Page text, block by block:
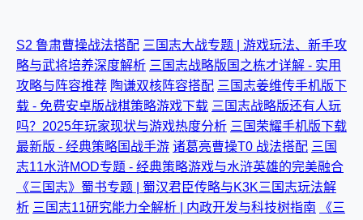
S2 鲁肃曹操战法搭配 三国志大战专题 | 游戏玩法、新手攻
略与武将培养深度解析 三国志战略版国之栋才详解 - 实用
攻略与阵容推荐 陶谦双核阵容搭配 三国志姜维传手机版下
载 - 免费安卓版战棋策略游戏下载 三国志战略版还有人玩
吗？2025年玩家现状与游戏热度分析 三国荣耀手机版下载
最新版 - 经典策略国战手游 诸葛亮曹操T0 战法搭配 三国
志11水浒MOD专题 - 经典策略游戏与水浒英雄的完美融合
《三国志》蜀书专题 | 蜀汉君臣传略与K3K三国志玩法解
析 三国志11研究能力全解析 | 内政开发与科技树指南
《三